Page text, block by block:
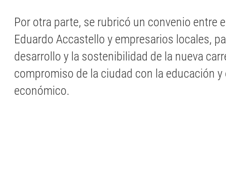
Por otra parte, se rubricó un convenio entre
Eduardo Accastello y empresarios locales,
desarrollo y la sostenibilidad de la nueva
compromiso de la ciudad con la educación
económico.